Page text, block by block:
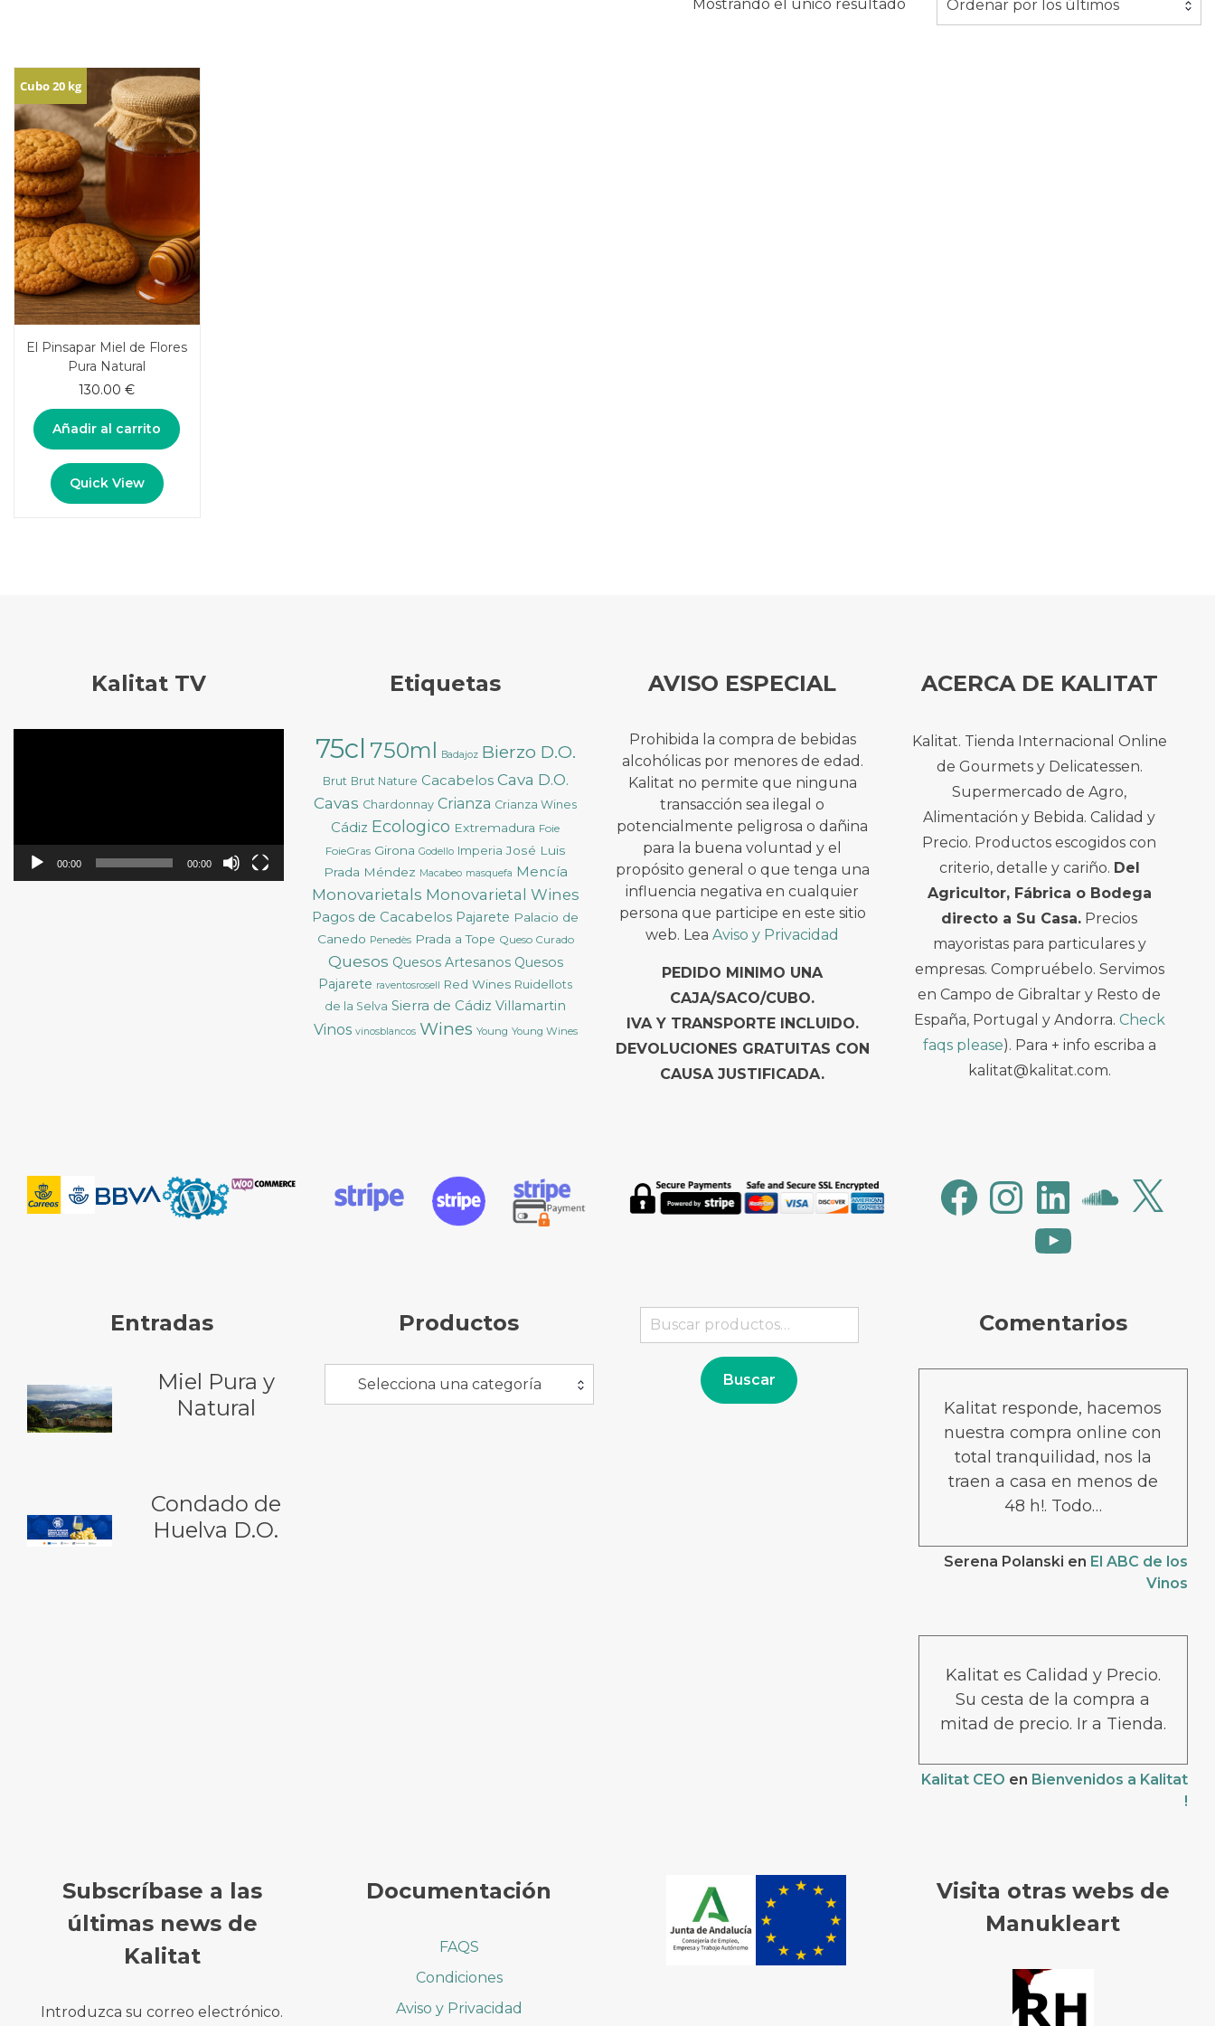
Mostrando el único resultado Ordenar por los últimos
Cubo 20 kg
El Pinsapar Miel de Flores
Pura Natural
130.00€
Añadir al carrito
Quick View
Kalitat TV
00:00 00:00
Etiquetas
75cl 750ml Badajoz Bierzo D.O.
Brut Brut Nature Cacabelos Cava D.O.
Cavas Chardonnay Crianza Crianza Wines
Cádiz Ecologico Extremadura Foie
FoieGras Girona Godello Imperia José Luis
Prada Méndez Macabeo masquefa Mencía
Monovarietals Monovarietal Wines
Pagos de Cacabelos Pajarete Palacio de
Canedo Penedès Prada a Tope Queso Curado
Quesos Quesos Artesanos Quesos
Pajarete raventosrosell Red Wines Ruidellots
de la Selva Sierra de Cádiz Villamartin
Vinos vinosblancos Wines Young Young Wines
AVISO ESPECIAL
Prohibida la compra de bebidas
alcohólicas por menores de edad.
Kalitat no permite que ninguna
transacción sea ilegal o
potencialmente peligrosa o dañina
para la buena voluntad y el
propósito general o que tenga una
influencia negativa en cualquier
persona que participe en este sitio
web. LeaAviso y Privacidad
PEDIDO MINIMO UNA
CAJA/SACO/CUBO.
IVA Y TRANSPORTE INCLUIDO.
DEVOLUCIONES GRATUITAS CON
CAUSA JUSTIFICADA.
ACERCA DE KALITAT
Kalitat. Tienda Internacional Online
de Gourmets y Delicatessen.
Supermercado de Agro,
Alimentación y Bebida. Calidad y
Precio. Productos escogidos con
criterio, detalle y cariño. Del
Agricultor, Fábrica o Bodega
directo a Su Casa. Precios
mayoristas para particulares y
empresas. Compruébelo. Servimos
en Campo de Gibraltar y Resto de
España, Portugal y Andorra. Check
faqs please). Para + info escriba a
kalitat@kalitat.com.
FacebookInstagramLinkedInSoundCloud
X
YouTube
Entradas
Miel Pura y
Natural
Condado de
Huelva D.O.
Productos
Selecciona una categoría
Buscar
por:
Buscar
Comentarios
Kalitat responde, hacemos
nuestra compra online con
total tranquilidad, nos la
traen a casa en menos de
48 h!. Todo…
Serena Polanski en El ABC de los
Vinos
Kalitat es Calidad y Precio.
Su cesta de la compra a
mitad de precio. Ir a Tienda.
Kalitat CEO en Bienvenidos a Kalitat
!
Subscríbase a las
últimas news de
Kalitat
Introduzca su correo electrónico.
Documentación
FAQS
Condiciones
Aviso y Privacidad
Visita otras webs de
Manukleart